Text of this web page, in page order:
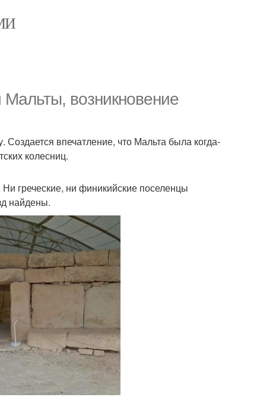
Мальты, возникновение
Создается впечатление, что Мальта была когда-
колесниц.
греческие, ни финикийские поселенцы
найдены.